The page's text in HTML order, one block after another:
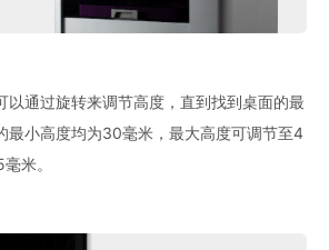
以通过旋转来调节高度，直到找到桌面的最
最小高度均为30毫米，最大高度可调节至4
米。